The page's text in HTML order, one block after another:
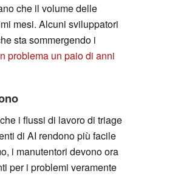
che il volume delle
mesi. Alcuni sviluppatori
sta sommergendo i
problema un paio di anni
i flussi di lavoro di triage
di AI rendono più facile
i manutentori devono ora
per i problemi veramente